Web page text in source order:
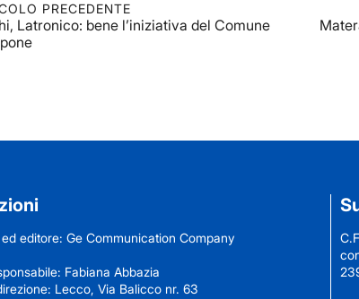
PRECEDENTE
Latronico: bene l’iniziativa del Comune
editore: Ge Communication Company
Fabiana Abbazia
Lecco, Via Balicco nr. 63